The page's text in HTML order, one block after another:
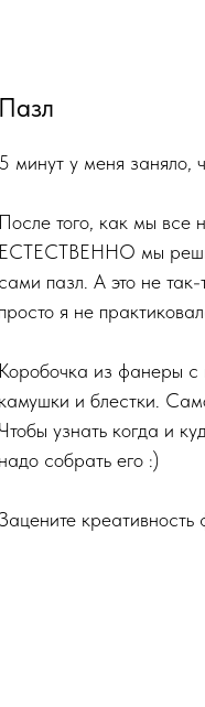
Пазл
5 минут у меня заняло,
После того, как мы все
ЕСТЕСТВЕННО мы
сами пазл. А это не
просто я не
Коробочка из фанеры с
камушки и блестки.
Чтобы узнать когда и
надо собрать его :)
Зацените